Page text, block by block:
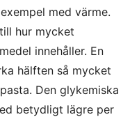
med värme.
hur mycket
innehåller. En
hälften så mycket
Den glykemiska
betydligt lägre per